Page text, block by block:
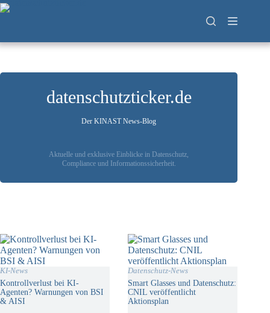
Zum
Inhalt
datenschutzticker.de
Der KINAST News-Blog
Aktuelle und exklusive Einblicke in Datenschutz,
Compliance und Informationssicherheit.
KI-News
Kontrollverlust bei KI-
Agenten? Warnungen von BSI
& AISI
Datenschutz-News
Smart Glasses und Datenschutz:
CNIL veröffentlicht
Aktionsplan